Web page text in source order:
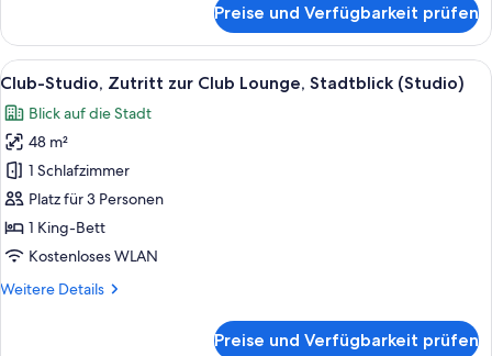
Zimmer,
1 King-
Bett,
Stadtblick
Preise und Verfügbarkeit prüfen
Alle
Fotos
für
Club-
Studio,
Zutritt
zur
Club
Stadtblick
Ein Hotelzimmer mit Bett,
17
Club-Studio, Zutritt zur Club Lounge, Stadtblick (Studio)
Blick auf die Stadt
48 m²
1 Schlafzimmer
Platz für 3 Personen
1 King-Bett
Kostenloses WLAN
Weitere Details
Weitere
Preise und Verfügbarkeit prüfen